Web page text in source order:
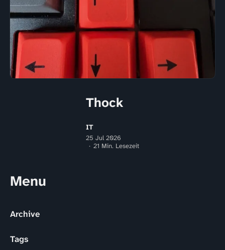
Thock
IT
25 Jul 2026
21 Min. Lesezeit
Menu
Archive
Tags